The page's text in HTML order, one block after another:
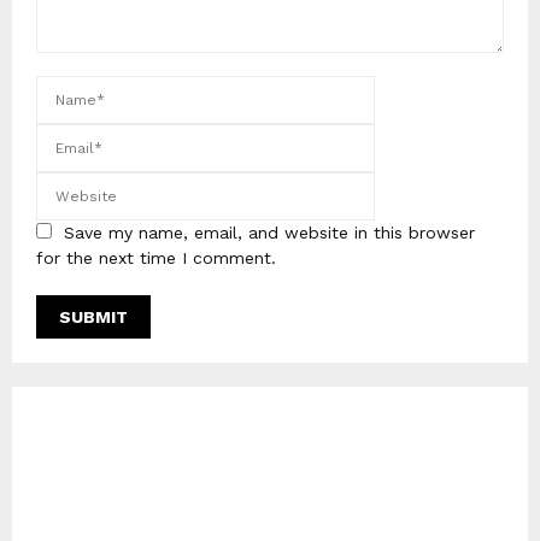
Save my name, email, and website in this browser
for the next time I comment.